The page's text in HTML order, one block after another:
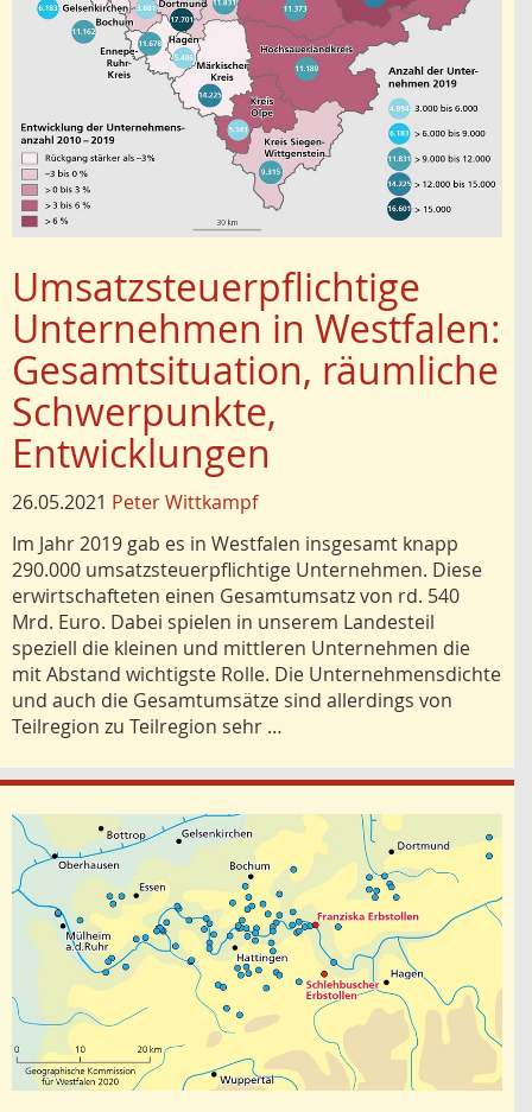
Umsatzsteuerpflichtige
Unternehmen in Westfalen:
Gesamtsituation, räumliche
Schwerpunkte,
Entwicklungen
26.05.2021 Peter Wittkampf
Im Jahr 2019 gab es in Westfalen insgesamt knapp
290.000 umsatzsteuerpflichtige Unternehmen. Diese
erwirtschafteten einen Gesamtumsatz von rd. 540
Mrd. Euro. Dabei spielen in unserem Landesteil
speziell die kleinen und mittleren Unternehmen die
mit Abstand wichtigste Rolle. Die Unternehmensdichte
und auch die Gesamtumsätze sind allerdings von
Teilregion zu Teilregion sehr …